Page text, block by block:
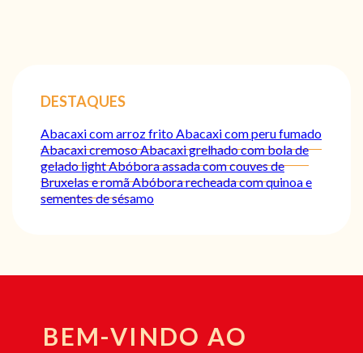
DESTAQUES
Abacaxi com arroz fritoAbacaxi com peru fumado
Abacaxi cremosoAbacaxi grelhado com bola de
gelado lightAbóbora assada com couves de
Bruxelas e romãAbóbora recheada com quinoa e
sementes de sésamo
BEM-VINDO AO